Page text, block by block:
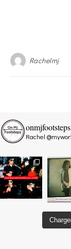
Rachelmj
onmjfootsteps
Rachel